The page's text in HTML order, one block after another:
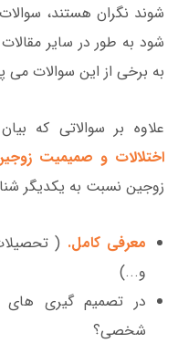
شوند نگران هستند،
شود به طور در سایر
به برخی از این سوالات می
علاوه بر سوالاتی که
اختلالات و صمیمیت
زوجین نسبت به یکدیگر
معرفی کامل. (
و...)
در تصمیم گیری
شخصی؟